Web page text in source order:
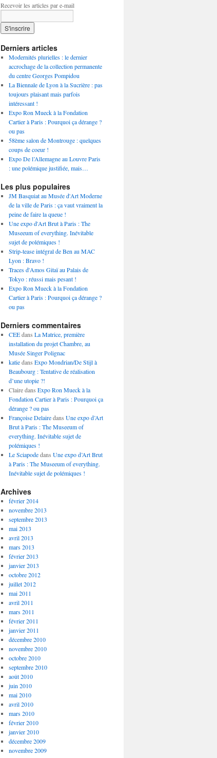
Recevoir les articles par e-mail
Derniers articles
Modernités plurielles : le dernier
accrochage de la collection permanente
du centre Georges Pompidou
La Biennale de Lyon à la Sucrière : pas
toujours plaisant mais parfois
intéressant !
Expo Ron Mueck à la Fondation
Cartier à Paris : Pourquoi ça dérange ?
ou pas
58ème salon de Montrouge : quelques
coups de coeur !
Expo De l’Allemagne au Louvre Paris
: une polémique justifiée, mais…
Les plus populaires
JM Basquiat au Musée d'Art Moderne
de la ville de Paris : ça vaut vraiment la
peine de faire la queue !
Une expo d'Art Brut à Paris : The
Museeum of everything. Inévitable
sujet de polémiques !
Strip-tease intégral de Ben au MAC
Lyon : Bravo !
Traces d'Amos Gitaï au Palais de
Tokyo : réussi mais pesant !
Expo Ron Mueck à la Fondation
Cartier à Paris : Pourquoi ça dérange ?
ou pas
Derniers commentaires
CEEdans La Matrice, première
installation du projet Chambre, au
Musée Singer Polignac
katiedans Expo Mondrian/De Stijl à
Beaubourg : Tentative de réalisation
d’une utopie ?!
Clairedans Expo Ron Mueck à la
Fondation Cartier à Paris : Pourquoi ça
dérange ? ou pas
Françoise Delairedans Une expo d’Art
Brut à Paris : The Museeum of
everything. Inévitable sujet de
polémiques !
Le Sciapodedans Une expo d’Art Brut
à Paris : The Museeum of everything.
Inévitable sujet de polémiques !
Archives
février 2014
novembre 2013
septembre 2013
mai 2013
avril 2013
mars 2013
février 2013
janvier 2013
octobre 2012
juillet 2012
mai 2011
avril 2011
mars 2011
février 2011
janvier 2011
décembre 2010
novembre 2010
octobre 2010
septembre 2010
août 2010
juin 2010
mai 2010
avril 2010
mars 2010
février 2010
janvier 2010
décembre 2009
novembre 2009